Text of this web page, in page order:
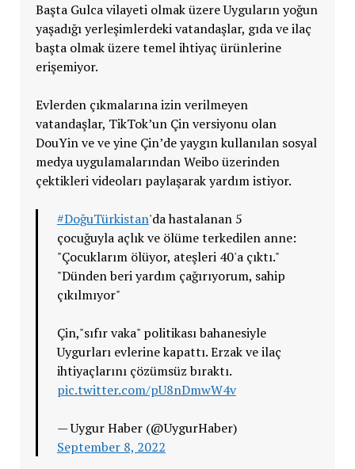
Başta Gulca vilayeti olmak üzere Uyguların yoğun
yaşadığı yerleşimlerdeki vatandaşlar, gıda ve ilaç
başta olmak üzere temel ihtiyaç ürünlerine
erişemiyor.
Evlerden çıkmalarına izin verilmeyen
vatandaşlar, TikTok’un Çin versiyonu olan
DouYin ve ve yine Çin’de yaygın kullanılan sosyal
medya uygulamalarından Weibo üzerinden
çektikleri videoları paylaşarak yardım istiyor.
#DoğuTürkistan'da hastalanan 5
çocuğuyla açlık ve ölüme terkedilen anne:
"Çocuklarım ölüyor, ateşleri 40'a çıktı."
"Dünden beri yardım çağırıyorum, sahip
çıkılmıyor"
Çin,"sıfır vaka" politikası bahanesiyle
Uygurları evlerine kapattı. Erzak ve ilaç
ihtiyaçlarını çözümsüz bıraktı.
pic.twitter.com/pU8nDmwW4v
— Uygur Haber (@UygurHaber)
September 8, 2022